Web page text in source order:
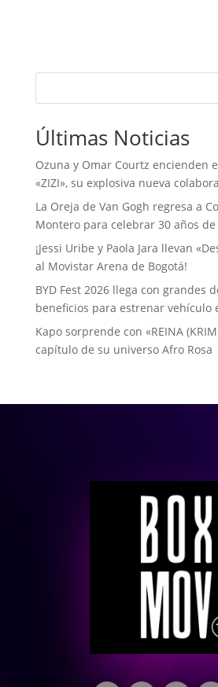
Últimas Noticias
Ozuna y Omar Courtz encienden
«ZIZI», su explosiva nueva
La Oreja de Van Gogh regresa a
Montero para celebrar 30 años
¡Jessi Uribe y Paola Jara llevan
al Movistar Arena de Bogotá!
BYD Fest 2026 llega con grandes
beneficios para estrenar vehículo
Kapo sorprende con «REINA
capítulo de su universo Afro Rosa